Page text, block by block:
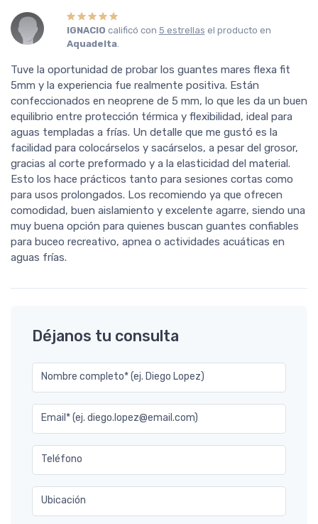
IGNACIO calificó con 5 estrellas el producto en
Aquadelta.
Tuve la oportunidad de probar los guantes mares flexa fit
5mm y la experiencia fue realmente positiva. Están
confeccionados en neoprene de 5 mm, lo que les da un buen
equilibrio entre protección térmica y flexibilidad, ideal para
aguas templadas a frías. Un detalle que me gustó es la
facilidad para colocárselos y sacárselos, a pesar del grosor,
gracias al corte preformado y a la elasticidad del material.
Esto los hace prácticos tanto para sesiones cortas como
para usos prolongados. Los recomiendo ya que ofrecen
comodidad, buen aislamiento y excelente agarre, siendo una
muy buena opción para quienes buscan guantes confiables
para buceo recreativo, apnea o actividades acuáticas en
aguas frías.
Déjanos tu consulta
Nombre completo* (ej. Diego Lopez)
Email* (ej. diego.lopez@email.com)
Teléfono
Ubicación